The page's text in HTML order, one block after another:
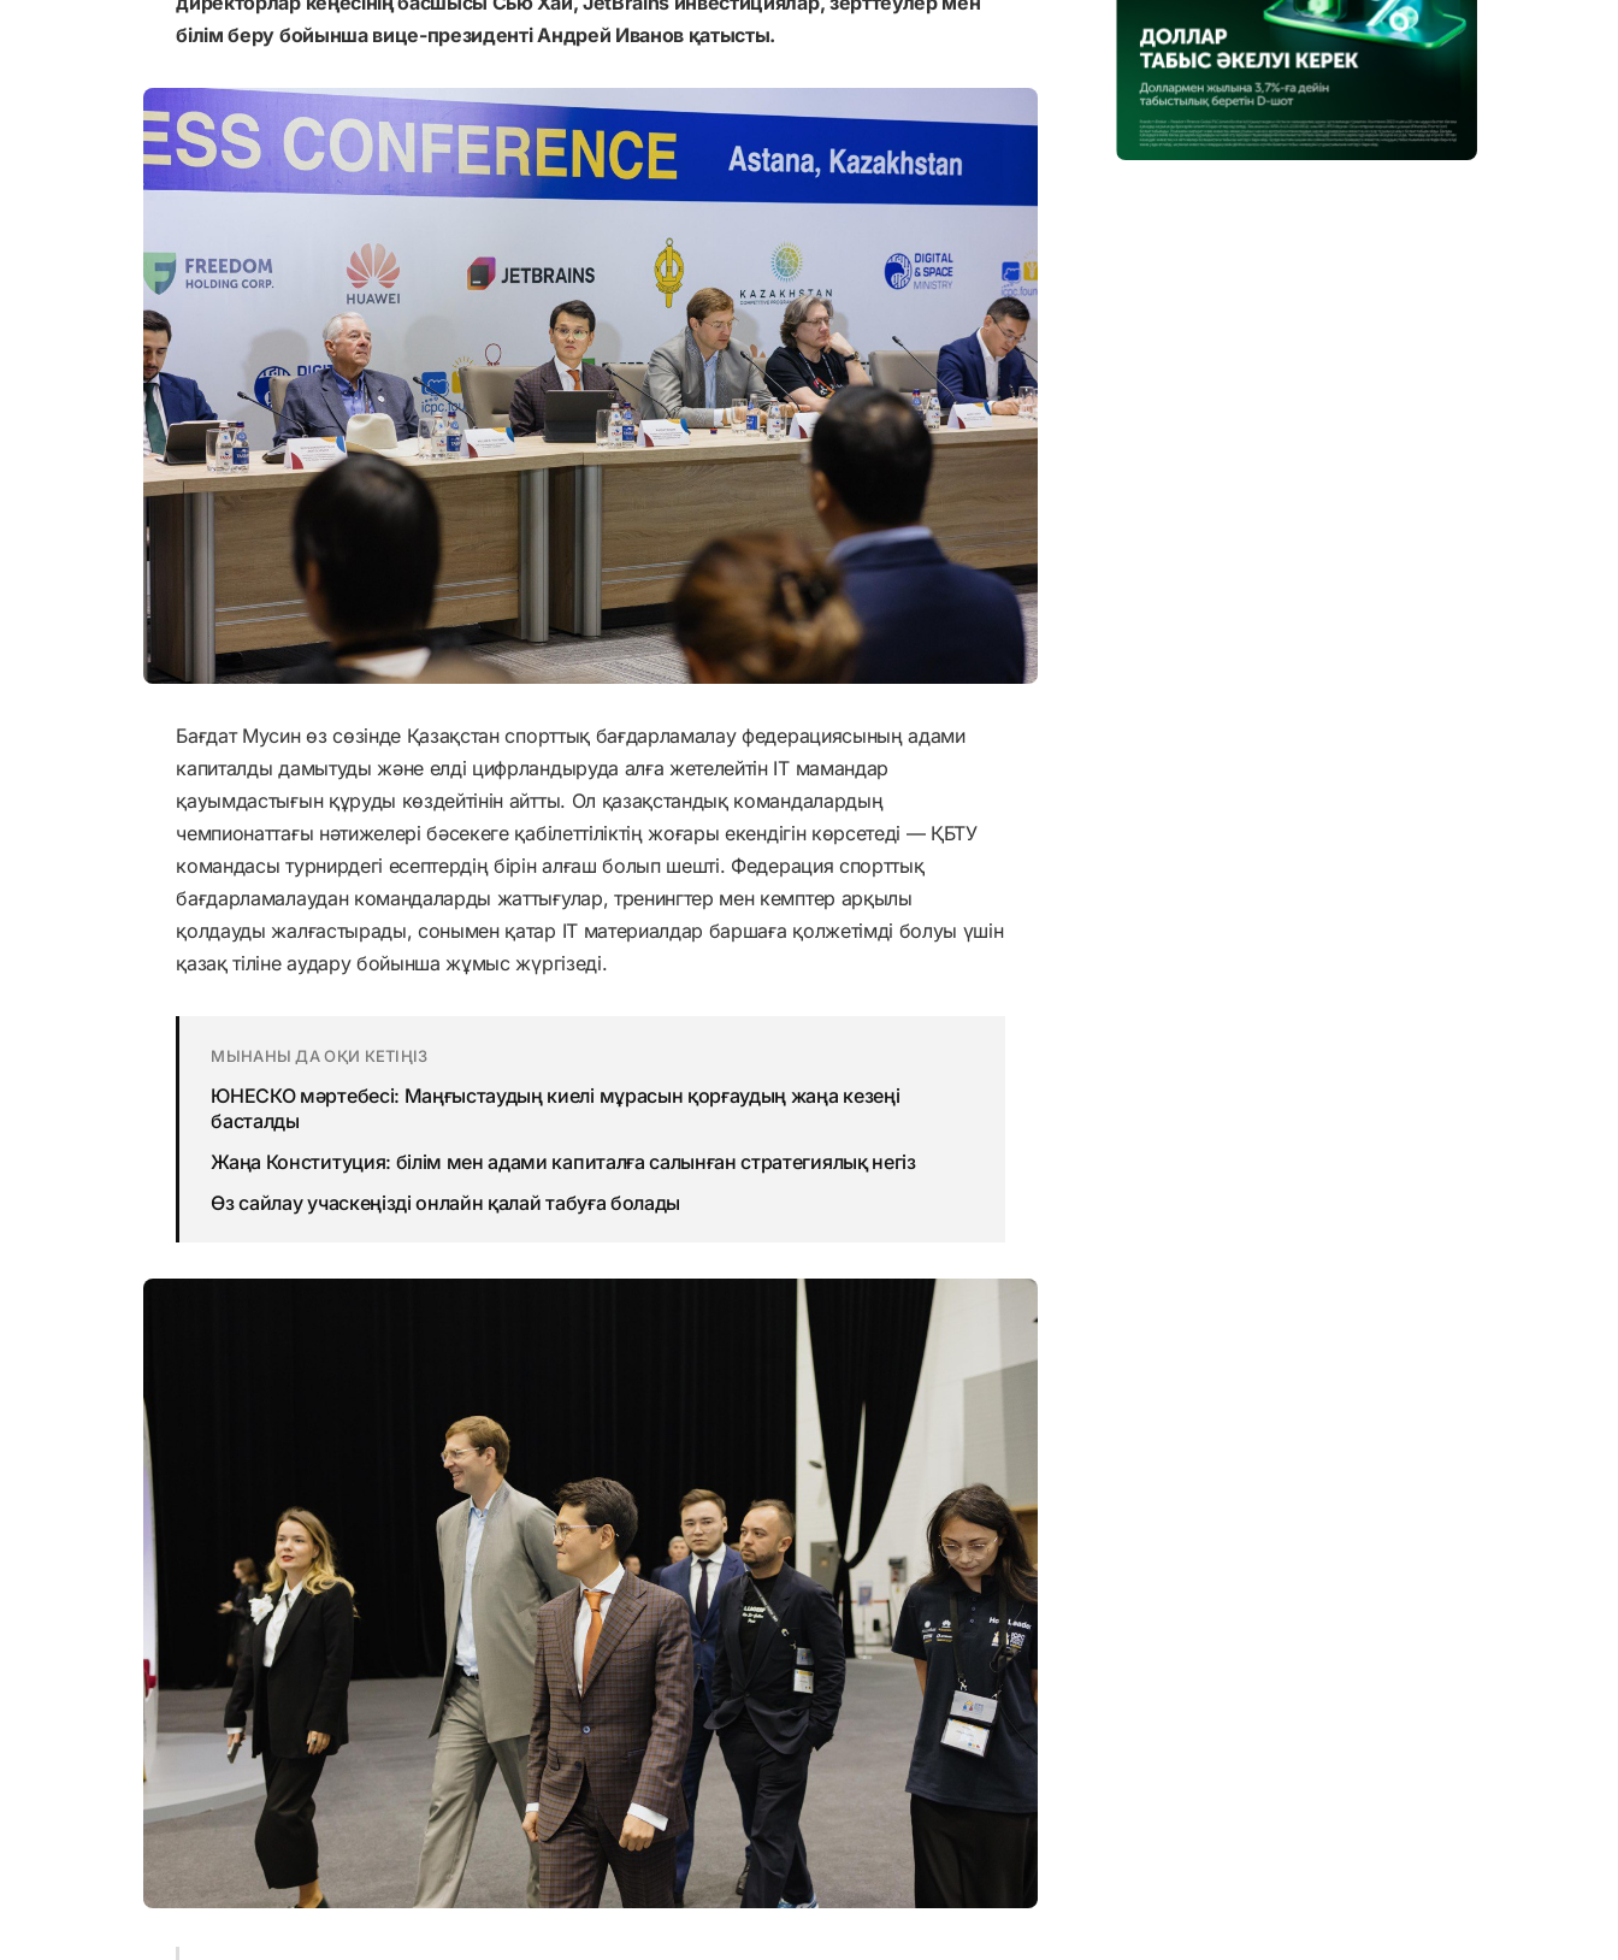
білім беру бойынша вице-президенті Андрей Иванов қатысты.
Бағдат Мусин өз сөзінде Қазақстан спорттық бағдарламалау федерациясының адами
капиталды дамытуды және елді цифрландыруда алға жетелейтін ІТ мамандар
қауымдастығын құруды көздейтінін айтты. Ол қазақстандық командалардың
чемпионаттағы нәтижелері бәсекеге қабілеттіліктің жоғары екендігін көрсетеді — ҚБТУ
командасы турнирдегі есептердің бірін алғаш болып шешті. Федерация спорттық
бағдарламалаудан командаларды жаттығулар, тренингтер мен кемптер арқылы
қолдауды жалғастырады, сонымен қатар ІТ материалдар баршаға қолжетімді болуы үшін
қазақ тіліне аудару бойынша жұмыс жүргізеді.
МЫНАНЫ ДА ОҚИ КЕТІҢІЗ
ЮНЕСКО мәртебесі: Маңғыстаудың киелі мұрасын қорғаудың жаңа кезеңі
басталды
Жаңа Конституция: білім мен адами капиталға салынған стратегиялық негіз
Өз сайлау учаскеңізді онлайн қалай табуға болады